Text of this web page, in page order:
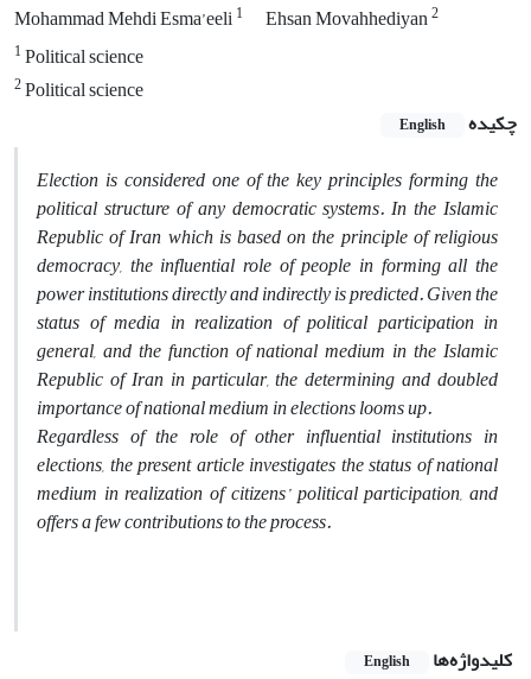
Mohammad Mehdi Esma’eeli1 Ehsan Movahhediyan2
1Political science
2Political science
چکیده
English
Election is considered one of the key principles forming the
political structure of any democratic systems. In the Islamic
Republic of Iran which is based on the principle of religious
democracy, the influential role of people in forming all the
power institutions directly and indirectly is predicted. Given the
status of media in realization of political participation in
general, and the function of national medium in the Islamic
Republic of Iran in particular, the determining and doubled
importance of national medium in elections looms up.
Regardless of the role of other influential institutions in
elections, the present article investigates the status of national
medium in realization of citizens’ political participation, and
offers a few contributions to the process.
کلیدواژه‌ها English